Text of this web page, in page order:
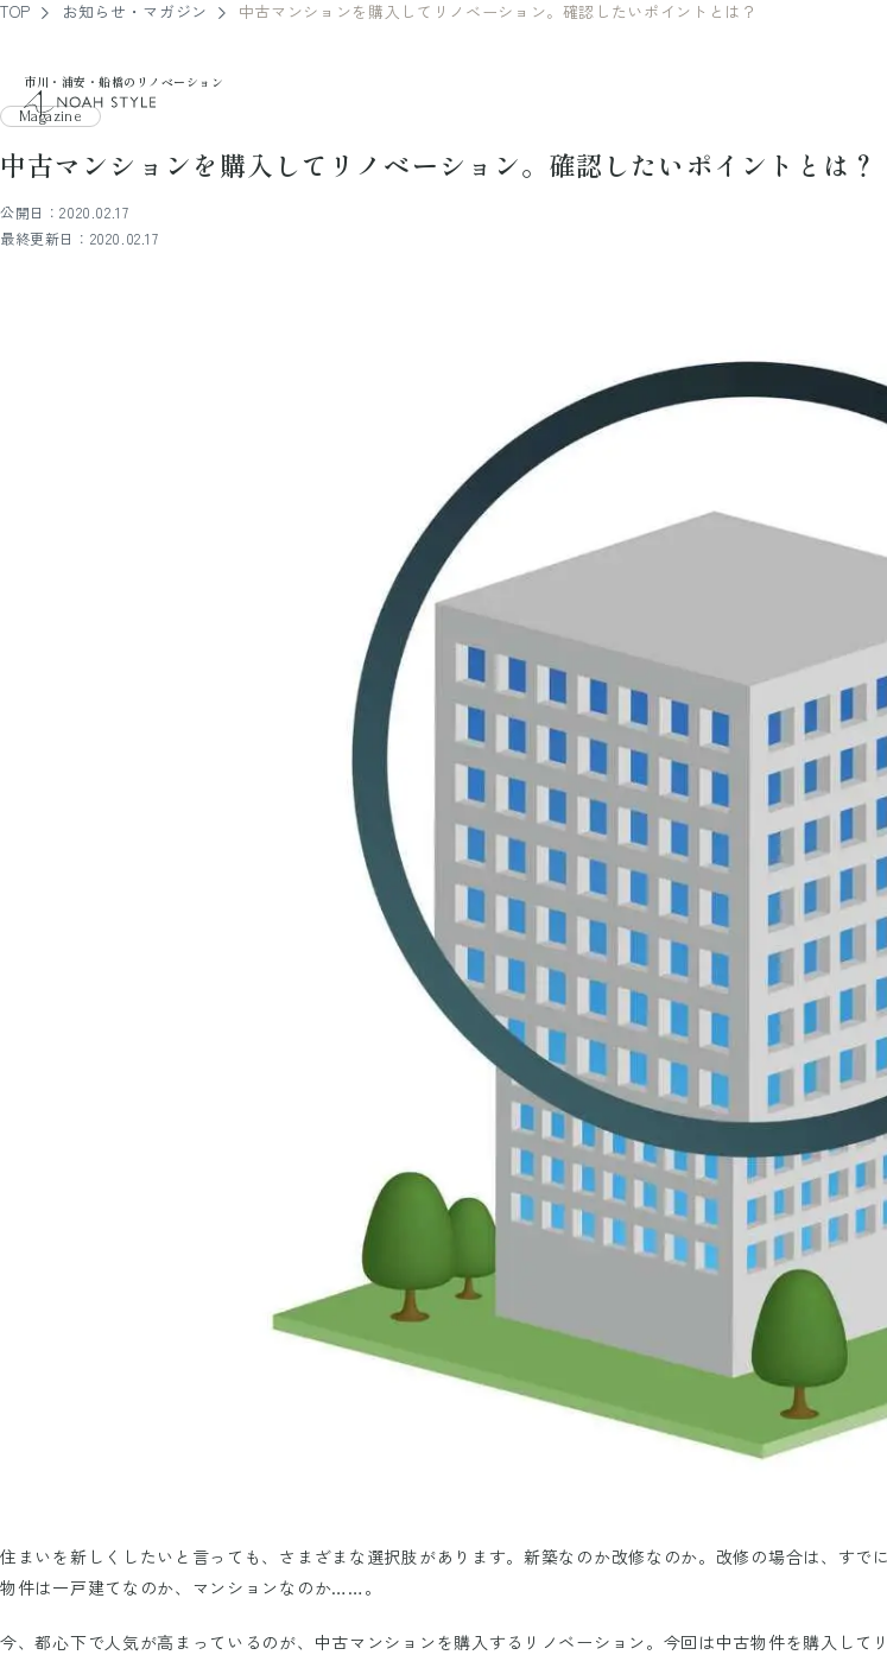
市川・浦安・船橋のリノベーション
noah style
TOP お知らせ・マガジン 中古マンションを購入してリノベーション。確認したいポイントとは？
Magazine
中古マンションを購入してリノベーション。確認したいポイントとは？
公開日：2020.02.17
最終更新日：2020.02.17
住まいを新しくしたいと言っても、さまざまな選択肢があります。新築なのか改修なのか。改修の場合は、す
物件は一戸建てなのか、マンションなのか……。
今、都心下で人気が高まっているのが、中古マンションを購入するリノベーション。今回は中古物件を購入し